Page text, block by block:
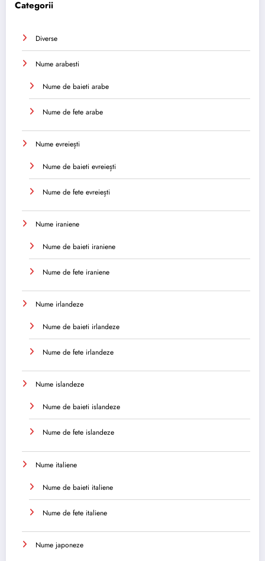
Categorii
Diverse
Nume arabesti
Nume de baieti arabe
Nume de fete arabe
Nume evreiești
Nume de baieti evreiești
Nume de fete evreiești
Nume iraniene
Nume de baieti iraniene
Nume de fete iraniene
Nume irlandeze
Nume de baieti irlandeze
Nume de fete irlandeze
Nume islandeze
Nume de baieti islandeze
Nume de fete islandeze
Nume italiene
Nume de baieti italiene
Nume de fete italiene
Nume japoneze